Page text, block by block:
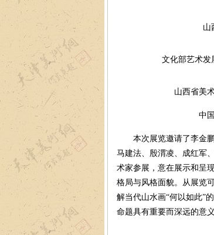
山
文化部艺术发
山西省美
中国
本次展览邀请了李金鹏
马建法、殷渭凌、成红军
术家参展，意在展示和呈
格局与风格面貌。从展览
解当代山水画“何以如此”
命题具有重要而深远的意义